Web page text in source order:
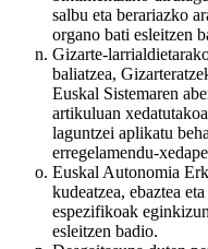
salbu eta berariazko
organo bati esleitzen
Gizarte-
baliatzea,
Euskal Sistemaren
artikuluan
laguntzei aplikatu
erregelamendu-
Euskal Autonomia
kudeatzea, ebaztea
espezifikoak
esleitzen badio.